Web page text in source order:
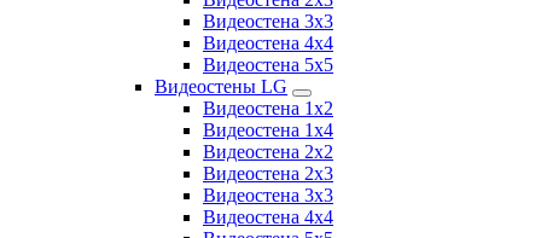
Видеостена 3x3
Видеостена 4x4
Видеостена 5x5
Видеостены LG
Видеостена 1x2
Видеостена 1x4
Видеостена 2x2
Видеостена 2x3
Видеостена 3x3
Видеостена 4x4